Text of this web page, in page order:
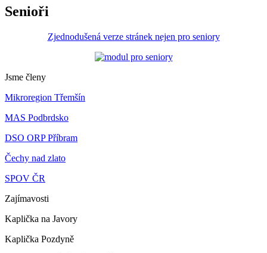
Senioři
Zjednodušená verze stránek nejen pro seniory
Jsme členy
Mikroregion Třemšín
MAS Podbrdsko
DSO ORP Příbram
Čechy nad zlato
SPOV ČR
Zajímavosti
Kaplička na Javory
Kaplička Pozdyně